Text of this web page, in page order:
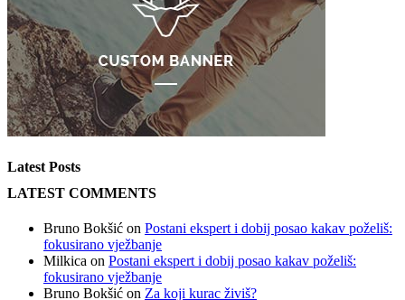
Latest Posts
LATEST COMMENTS
Bruno Bokšić on Postani ekspert i dobij posao kakav poželiš:
fokusirano vježbanje
Milkica on Postani ekspert i dobij posao kakav poželiš:
fokusirano vježbanje
Bruno Bokšić on Za koji kurac živiš?